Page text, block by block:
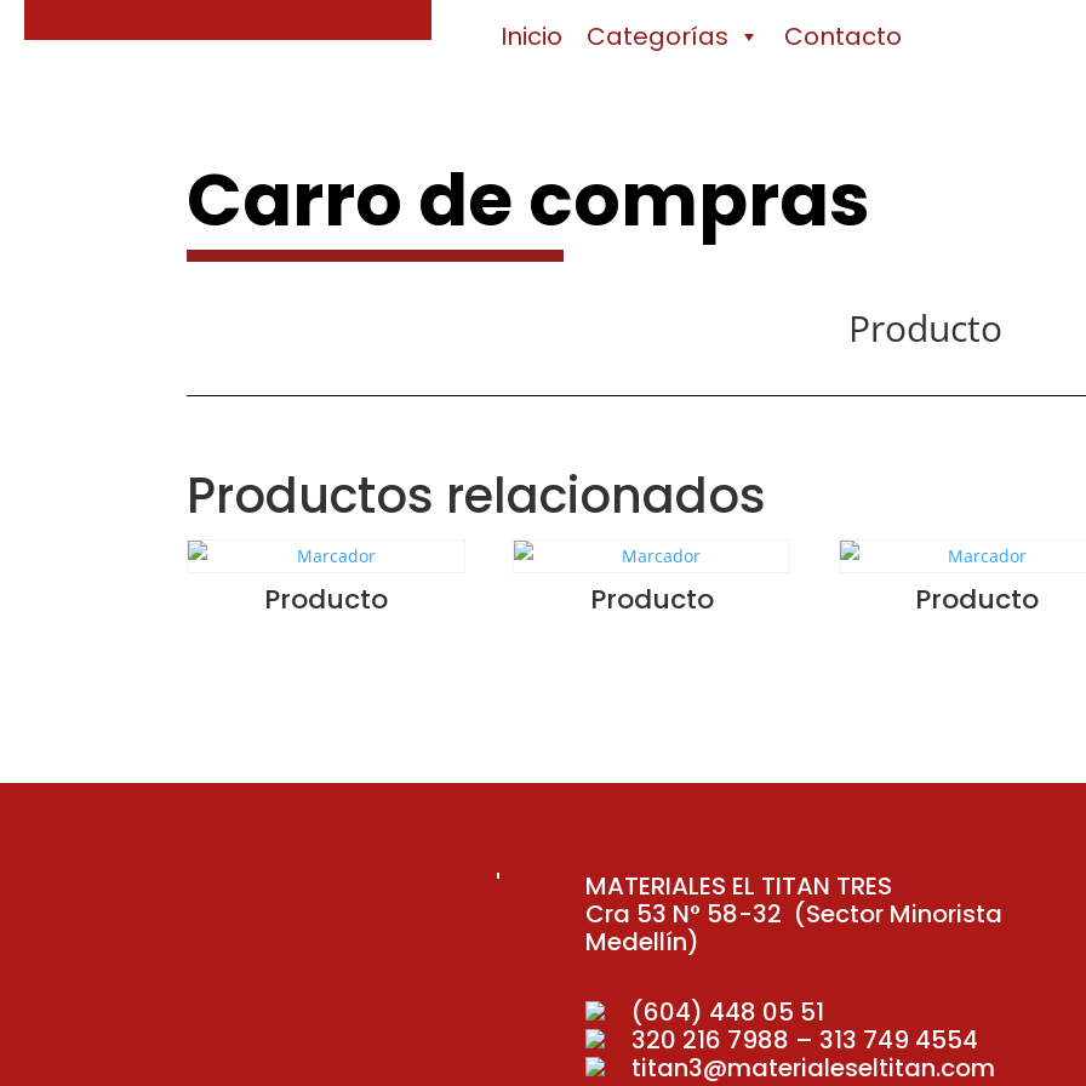
Inicio Categorías Contacto
Carro de compras
Producto
Productos relacionados
Producto Producto Producto
MATERIALES EL TITAN TRES
Cra 53 N° 58-32 (Sector Minorista
Medellín)
(604) 448 05 51
320 216 7988 – 313 749 4554
titan3@materialeseltitan.com